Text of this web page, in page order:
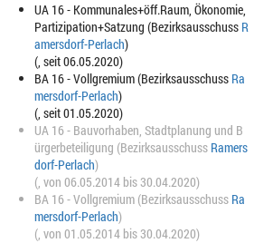
UA 16 - Kommunales+öff.Raum, Ökonomie,
Partizipation+Satzung (Bezirksausschuss R
amersdorf-Perlach)
(, seit 06.05.2020)
BA 16 - Vollgremium (Bezirksausschuss Ra
mersdorf-Perlach)
(, seit 01.05.2020)
UA 16 - Bauvorhaben, Stadtplanung und B
ürgerbeteiligung (Bezirksausschuss Ramers
dorf-Perlach)
(, von 06.05.2014 bis 30.04.2020)
BA 16 - Vollgremium (Bezirksausschuss Ra
mersdorf-Perlach)
(, von 01.05.2014 bis 30.04.2020)